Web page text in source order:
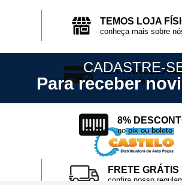
TEMOS LOJA
conheça mais sobre
12X
no cartão de crédito
8%
no pix ou boleto
FRETE GRÁTIS
confira nosso
CADASTRE-
Para receber